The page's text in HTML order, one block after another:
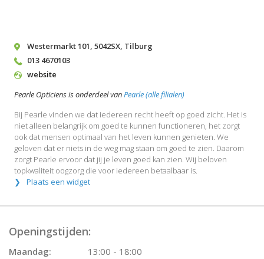
Westermarkt 101, 5042SX, Tilburg
013 4670103
website
Pearle Opticiens is onderdeel vanPearle (alle filialen)
Bij Pearle vinden we dat iedereen recht heeft op goed zicht. Het is
niet alleen belangrijk om goed te kunnen functioneren, het zorgt
ook dat mensen optimaal van het leven kunnen genieten. We
geloven dat er niets in de weg mag staan om goed te zien. Daarom
zorgt Pearle ervoor dat jij je leven goed kan zien. Wij beloven
topkwaliteit oogzorg die voor iedereen betaalbaar is.
Plaats een widget
Openingstijden:
Maandag:
13:00 - 18:00